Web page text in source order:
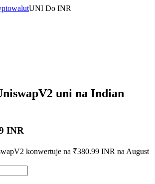
na USDT
wykorzystujące USDT jako zabezpieczenie
UNI Do INR
uni na Indian
INR
konwertuje na ₹380.99 INR na August